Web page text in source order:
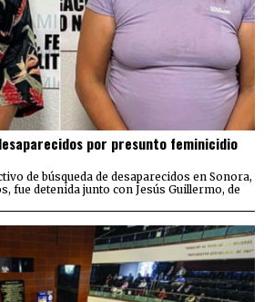
por presunto feminicidio
de búsqueda de desaparecidos en Sonora,
fue detenida junto con Jesús Guillermo, de